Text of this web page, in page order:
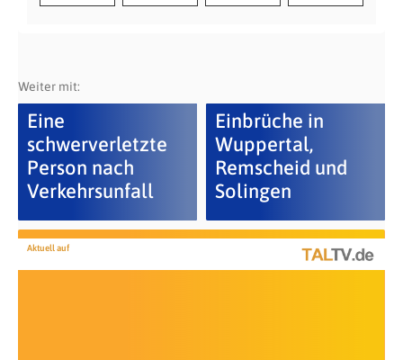
Weiter mit:
Eine
schwerverletzte
Person nach
Verkehrsunfall
Einbrüche in
Wuppertal,
Remscheid und
Solingen
Aktuell auf